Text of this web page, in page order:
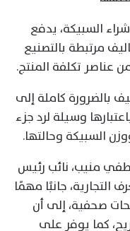
السبيكة، يدفع
مرتبطة بالتصنيع
عناصر تكلفة المنتج.
بالضرورة كاملة إلى
وسيلة لرد جزء
السبيكة وحالتها.
منيب، نائب رئيس
التجارية، جانبًا مهمًا
صحفية، إلى أن
كما يوفر على